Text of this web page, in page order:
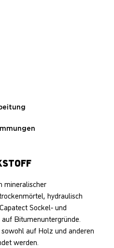
mineralischer
hydraulisch
Sockel- und
Bitumenuntergründe.
auf Holz und anderen
werden.